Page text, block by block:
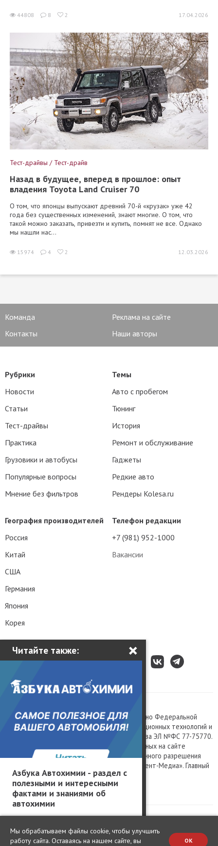
Читайте также: ×
Азбука Автохимии - раздел с
полезными и интересными
фактами и знаниями об
автохимии
44808 8 2 17.04.2026
Тест-драйвы / Тест-драйв
Назад в будущее, вперед в прошлое: опыт
владения Toyota Land Cruiser 70
О том, что японцы выпускают древний 70-й «крузак» уже 42
года без существенных изменений, знают многие. О том, что
такой можно заказать, привезти и купить, помнят не все. Однако
мы нашли нас...
15974 4 2 12.03.2026
Команда
Реклама на сайте
Контакты
Наши авторы
Телефон редакции
+7 (981) 952-1000
Вакансии
Рубрики
Новости
Статьи
Тест-драйвы
Практика
Грузовики и автобусы
Популярные вопросы
Мнение без фильтров
Темы
Авто с пробегом
Тюнинг
История
Ремонт и обслуживание
Гаджеты
Редкие авто
Рендеры Kolesa.ru
География производителей
Россия
Китай
США
Германия
Япония
Корея
Сетевое издание «Kolesa.ru», зарегистрировано Федеральной
службой по надзору в сфере связи, информационных технологий и
массовых коммуникаций, номер свидетельства ЭЛ №ФС 77-75770.
Любое использование материалов, размещенных на сайте
www.kolesa.ru, допускается только с письменного разрешения
правообладателя. Учредитель ООО «Президент-Медиа». Главный
редактор Баландин М.А. 0+
Политика конфиденциальности
Мы обрабатываем файлы cookie, чтобы улучшить
работу сайта. Оставаясь на нашем сайте, вы
OK